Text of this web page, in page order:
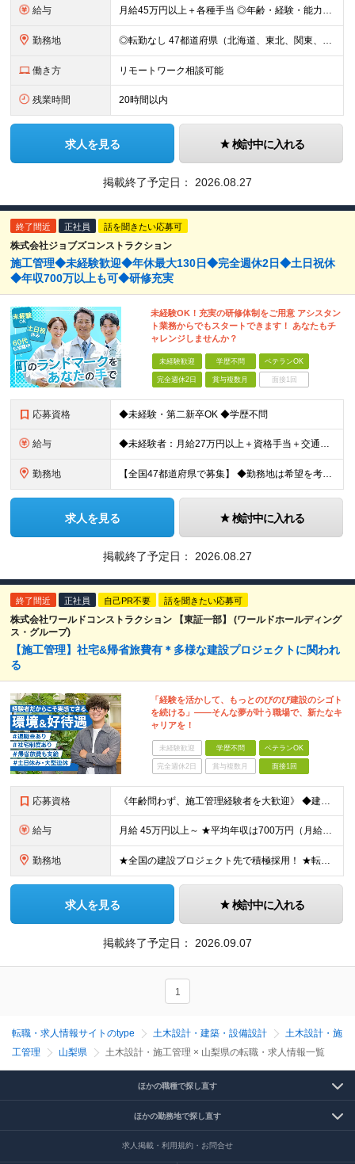
給与 月給45万円以上＋各種手当 ◎年齢・経験・能力・適性を考慮して、支給額を決定します。 ◎残業代は1分単位で100％支給。頑張った分はきちんと収入に還元します！ ＼充実の各種手当／ ■交通費全額支給
勤務地 ◎転勤なし 47都道府県（北海道、東北、関東、北陸・甲信越、関西、東海、中国、四国、九州、沖縄）の各プロジェクト先 ◇本人の希望を伴わない転居はなく、転勤もありません。 ◇勤務地はご希望を最大限考
働き方 リモートワーク相談可能
残業時間 20時間以内
求人を見る 検討中に入れる
掲載終了予定日： 2026.08.27
終了間近 正社員 話を聞きたい応募可
株式会社ジョブズコンストラクション
施工管理◆未経験歓迎◆年休最大130日◆完全週休2日◆土日祝休
◆年収700万以上も可◆研修充実
未経験OK！充実の研修体制をご用意 アシスタン
ト業務からでもスタートできます！ あなたもチ
ャレンジしませんか？
未経験歓迎 学歴不問 ベテランOK
完全週休2日 賞与複数月 面接1回
応募資格 ◆未経験・第二新卒OK ◆学歴不問
給与 ◆未経験者：月給27万円以上＋資格手当＋交通費全額支給＋時間外手当＋休日出勤手当 等 ◆経験者：月給32万円以上＋資格手当＋交通費全額支給＋時間外手当＋休日出勤手当 等 ◎あなたの給与は、これま
勤務地 【全国47都道府県で募集】 ◆勤務地は希望を考慮 ◆転勤なし ◆U・I・Jターン歓迎！ ◆基本直行直帰 ＼積極採用中／ 東北：宮城県、福島県 関東：東京都、神奈川県、埼玉県、千葉県 東海：愛知県、三
求人を見る 検討中に入れる
掲載終了予定日： 2026.08.27
終了間近 正社員 自己PR不要 話を聞きたい応募可
株式会社ワールドコンストラクション 【東証一部】 (ワールドホールディング
ス・グループ)
【施工管理】社宅&帰省旅費有＊多様な建設プロジェクトに関われ
る
「経験を活かして、もっとのびのび建設のシゴト
を続ける」――そんな夢が叶う職場で、新たなキ
ャリアを！
未経験歓迎 学歴不問 ベテランOK
完全週休2日 賞与複数月 面接1回
応募資格 《年齢問わず、施工管理経験者を大歓迎》 ◆建設業界で技術系の実務経験があればOK ★経験に応じて、月給50万円以上、平均年収700万円以上も可能です 《応募条件》 ◆建設業界で技術系職種（施工管理や
給与 月給 45万円以上～ ★平均年収は700万円（月給50万円） ◎残業手当は、全額別途支給します。 ◎年齢・経験・能力などを考慮の上、決定します。 ◎試用期間3ヶ月あり。その間の待遇に変動はありません
勤務地 ★全国の建設プロジェクト先で積極採用！ ★転居を伴う転勤なし ★配属先は希望を最大限考慮します ★I・Uターン支援・寮あり ★案件によりマイカー通勤OK ＝拠点一覧＝ ◆本社／東京都港区東新橋2丁目
求人を見る 検討中に入れる
掲載終了予定日： 2026.09.07
1
転職・求人情報サイトのtype 土木設計・建築・設備設計
土木設計・施
工管理
山梨県 土木設計・施工管理 × 山梨県の転職・求人情報一覧
ほかの職種で探し直す
ほかの勤務地で探し直す
求人掲載・利用規約・お問合せ